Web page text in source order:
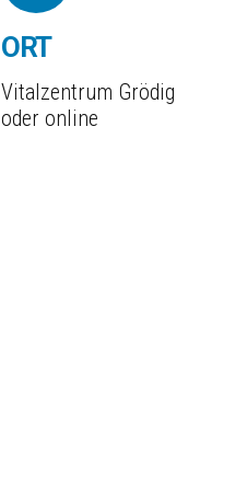
ORT
Vitalzentrum Grödig
oder online